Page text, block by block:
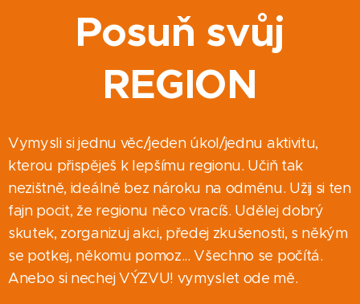
Posuň svůj
REGION
Vymysli si jednu věc/jeden úkol/jednu aktivitu,
kterou přispěješ k lepšímu regionu. Učiň tak
nezištně, ideálně bez nároku na odměnu. Užij si ten
fajn pocit, že regionu něco vracíš. Udělej dobrý
skutek, zorganizuj akci, předej zkušenosti, s někým
se potkej, někomu pomoz... Všechno se počítá.
Anebo si nechej VÝZVU! vymyslet ode mě.